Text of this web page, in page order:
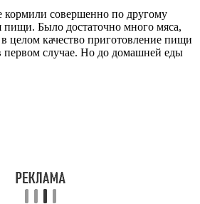
совершенно по другому
Было достаточно много мяса,
целом качество приготовление пищи
первом случае. Но до домашней еды